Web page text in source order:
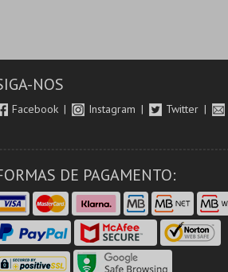
NOS
Facebook Instagram Twitter
DE PAGAMENTO: